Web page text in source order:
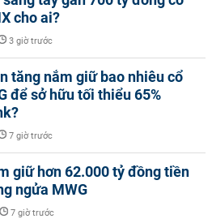
cho ai?
3 giờ trước
tăng nắm giữ bao nhiêu cổ
để sở hữu tối thiểu 65%
7 giờ trước
giữ hơn 62.000 tỷ đồng tiền
ngửa MWG
7 giờ trước